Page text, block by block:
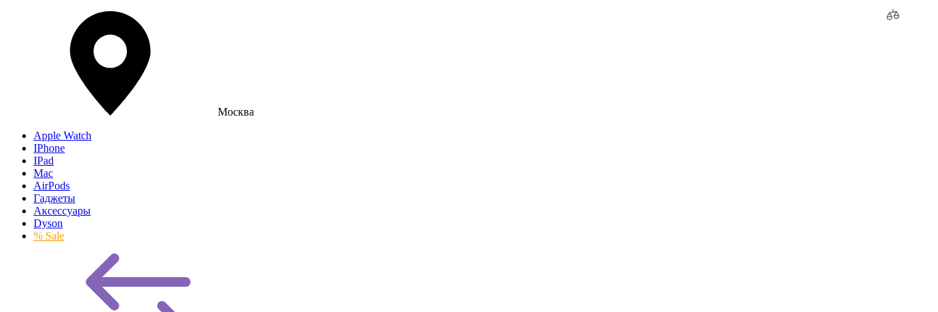
Москва
Apple Watch
IPhone
IPad
Mac
AirPods
Гаджеты
Аксессуары
Dyson
% Sale